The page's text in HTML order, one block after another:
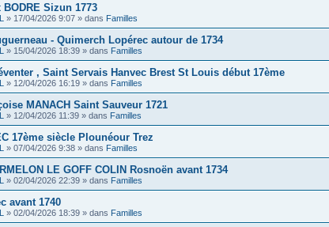
Sizun 1773
» 17/04/2026 9:07 » dans Familles
- Quimerch Lopérec autour de 1734
» 15/04/2026 18:39 » dans Familles
, Saint Servais Hanvec Brest St Louis début 17ème
» 12/04/2026 16:19 » dans Familles
MANACH Saint Sauveur 1721
» 12/04/2026 11:39 » dans Familles
17ème siècle Plounéour Trez
» 07/04/2026 9:38 » dans Familles
LE GOFF COLIN Rosnoën avant 1734
» 02/04/2026 22:39 » dans Familles
avant 1740
» 02/04/2026 18:39 » dans Familles